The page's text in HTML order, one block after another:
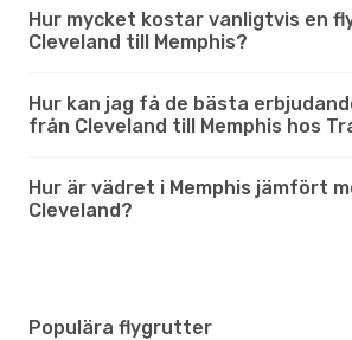
Hur mycket kostar vanligtvis en
Cleveland till Memphis?
Hur kan jag få de bästa
från Cleveland till Memphis hos
Hur är vädret i Memphis jämfört
Cleveland?
Populära flygrutter